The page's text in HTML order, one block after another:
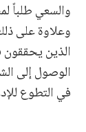
والسعي طلباً
وعلاوة على
الذين يحققون
الوصول إلى
في التطوع